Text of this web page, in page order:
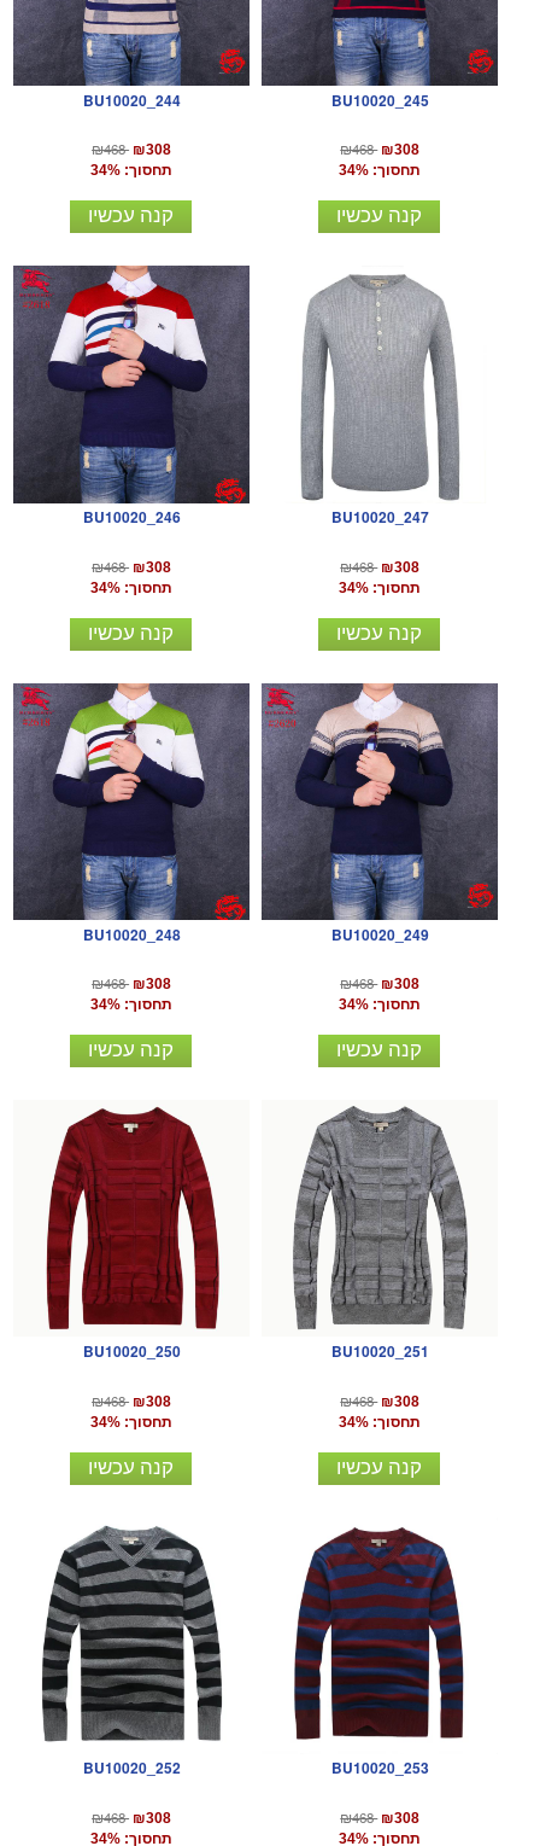
BU10020_244
₪468 ₪308
תחסוך: 34%
קנה עכשיו
BU10020_245
₪468 ₪308
תחסוך: 34%
קנה עכשיו
BU10020_246
₪468 ₪308
תחסוך: 34%
קנה עכשיו
BU10020_247
₪468 ₪308
תחסוך: 34%
קנה עכשיו
BU10020_248
₪468 ₪308
תחסוך: 34%
קנה עכשיו
BU10020_249
₪468 ₪308
תחסוך: 34%
קנה עכשיו
BU10020_250
₪468 ₪308
תחסוך: 34%
קנה עכשיו
BU10020_251
₪468 ₪308
תחסוך: 34%
קנה עכשיו
BU10020_252
₪468 ₪308
תחסוך: 34%
BU10020_253
₪468 ₪308
תחסוך: 34%